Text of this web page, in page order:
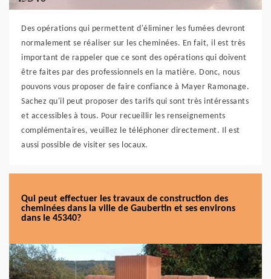
Des opérations qui permettent d'éliminer les fumées devront
normalement se réaliser sur les cheminées. En fait, il est très
important de rappeler que ce sont des opérations qui doivent
être faites par des professionnels en la matière. Donc, nous
pouvons vous proposer de faire confiance à Mayer Ramonage.
Sachez qu'il peut proposer des tarifs qui sont très intéressants
et accessibles à tous. Pour recueillir les renseignements
complémentaires, veuillez le téléphoner directement. Il est
aussi possible de visiter ses locaux.
Qui peut effectuer les travaux de construction des
cheminées dans la ville de Gaubertin et ses environs
dans le 45340?